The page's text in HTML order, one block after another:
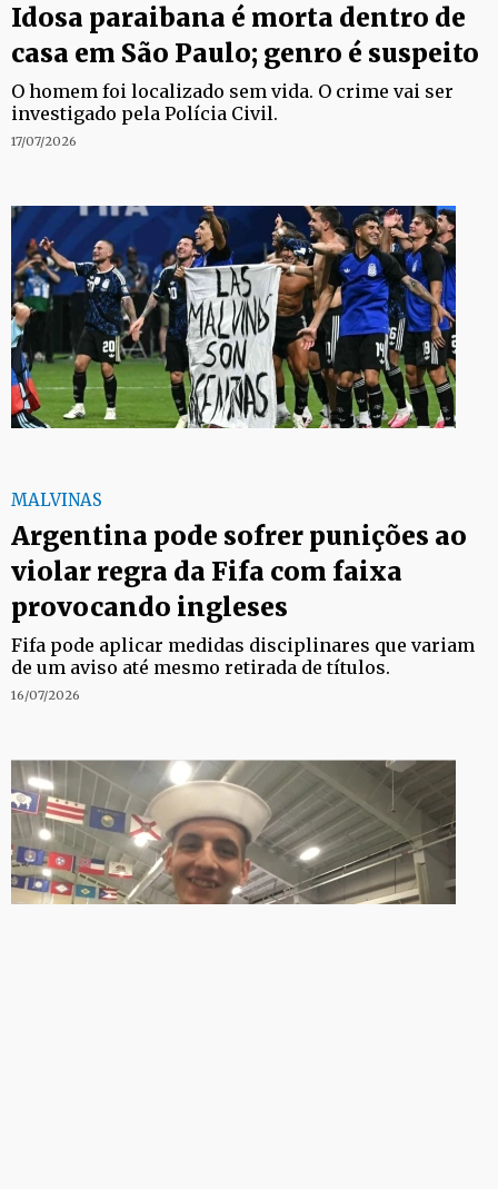
Idosa paraibana é morta dentro de
casa em São Paulo; genro é suspeito
O homem foi localizado sem vida. O crime vai ser
investigado pela Polícia Civil.
17/07/2026
MALVINAS
Argentina pode sofrer punições ao
violar regra da Fifa com faixa
provocando ingleses
Fifa pode aplicar medidas disciplinares que variam
de um aviso até mesmo retirada de títulos.
16/07/2026